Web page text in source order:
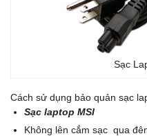
Sạc
Cách sử dụng bảo quản sạc
Sạc laptop MSI
Không lên cắm sạc qua